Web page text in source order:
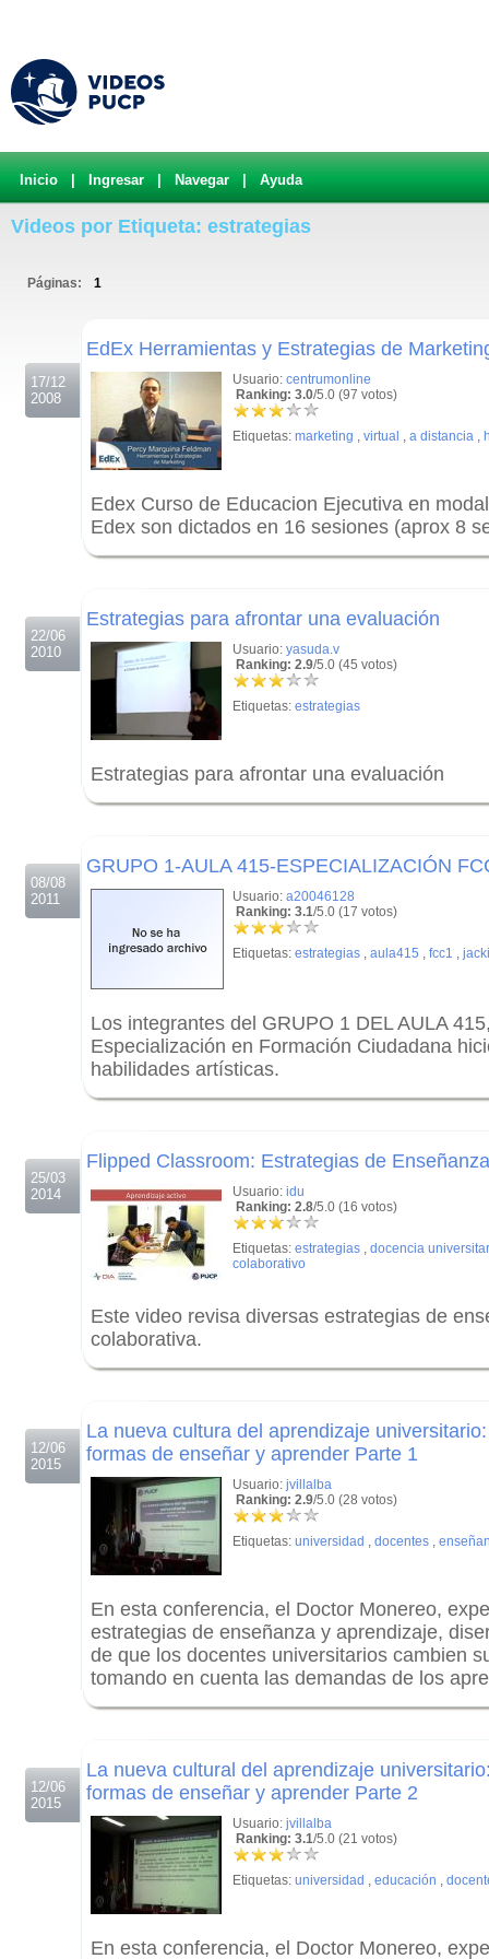
Inicio Ingresar Navegar Ayuda
Videos por Etiqueta: estrategias
Páginas: 1
17/12
2008
EdEx Herramientas y Estrategias de
Usuario: centrumonline
Ranking: 3.0/5.0 (97 votos)
Etiquetas: marketing , virtual , a distancia ,
Edex Curso de Educacion Ejecutiva en
Edex son dictados en 16 sesiones (aprox 8
22/06
2010
Estrategias para afrontar una evaluación
Usuario: yasuda.v
Ranking: 2.9/5.0 (45 votos)
Etiquetas: estrategias
Estrategias para afrontar una evaluación
08/08
2011
GRUPO 1-AULA 415-ESPECIALIZACIÓN
Usuario: a20046128
Ranking: 3.1/5.0 (17 votos)
Etiquetas: estrategias , aula415 , fcc1 ,
Los integrantes del GRUPO 1 DEL AULA
Especialización en Formación Ciudadana
habilidades artísticas.
25/03
2014
Flipped Classroom: Estrategias de
Usuario: idu
Ranking: 2.8/5.0 (16 votos)
Etiquetas: estrategias , docencia
colaborativo
Este video revisa diversas estrategias de
colaborativa.
12/06
2015
La nueva cultura del aprendizaje
formas de enseñar y aprender Parte 1
Usuario: jvillalba
Ranking: 2.9/5.0 (28 votos)
Etiquetas: universidad , docentes ,
En esta conferencia, el Doctor Monereo,
estrategias de enseñanza y aprendizaje,
de que los docentes universitarios cambien
tomando en cuenta las demandas de los
12/06
2015
La nueva cultural del aprendizaje
formas de enseñar y aprender Parte 2
Usuario: jvillalba
Ranking: 3.1/5.0 (21 votos)
Etiquetas: universidad , educación ,
En esta conferencia, el Doctor Monereo,